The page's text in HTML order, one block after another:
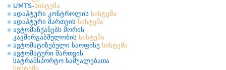
UMTS-სისტემა
ადაპტური კონტროლის სისტემა
ადაპტური მართვის სისტემა
ავტომანქანებს შორის
კავშირგაბმულობის სისტემა
ავტომატიზებული საოფისე სისტემა
ავტომატური მართვის
სატრანსპორტო საშუალებათა
სისტემა